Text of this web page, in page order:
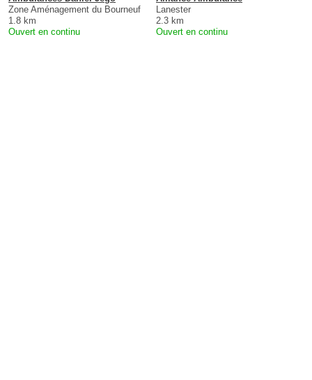
Zone Aménagement du Bourneuf
1.8 km
Ouvert en continu
Lanester
2.3 km
Ouvert en continu